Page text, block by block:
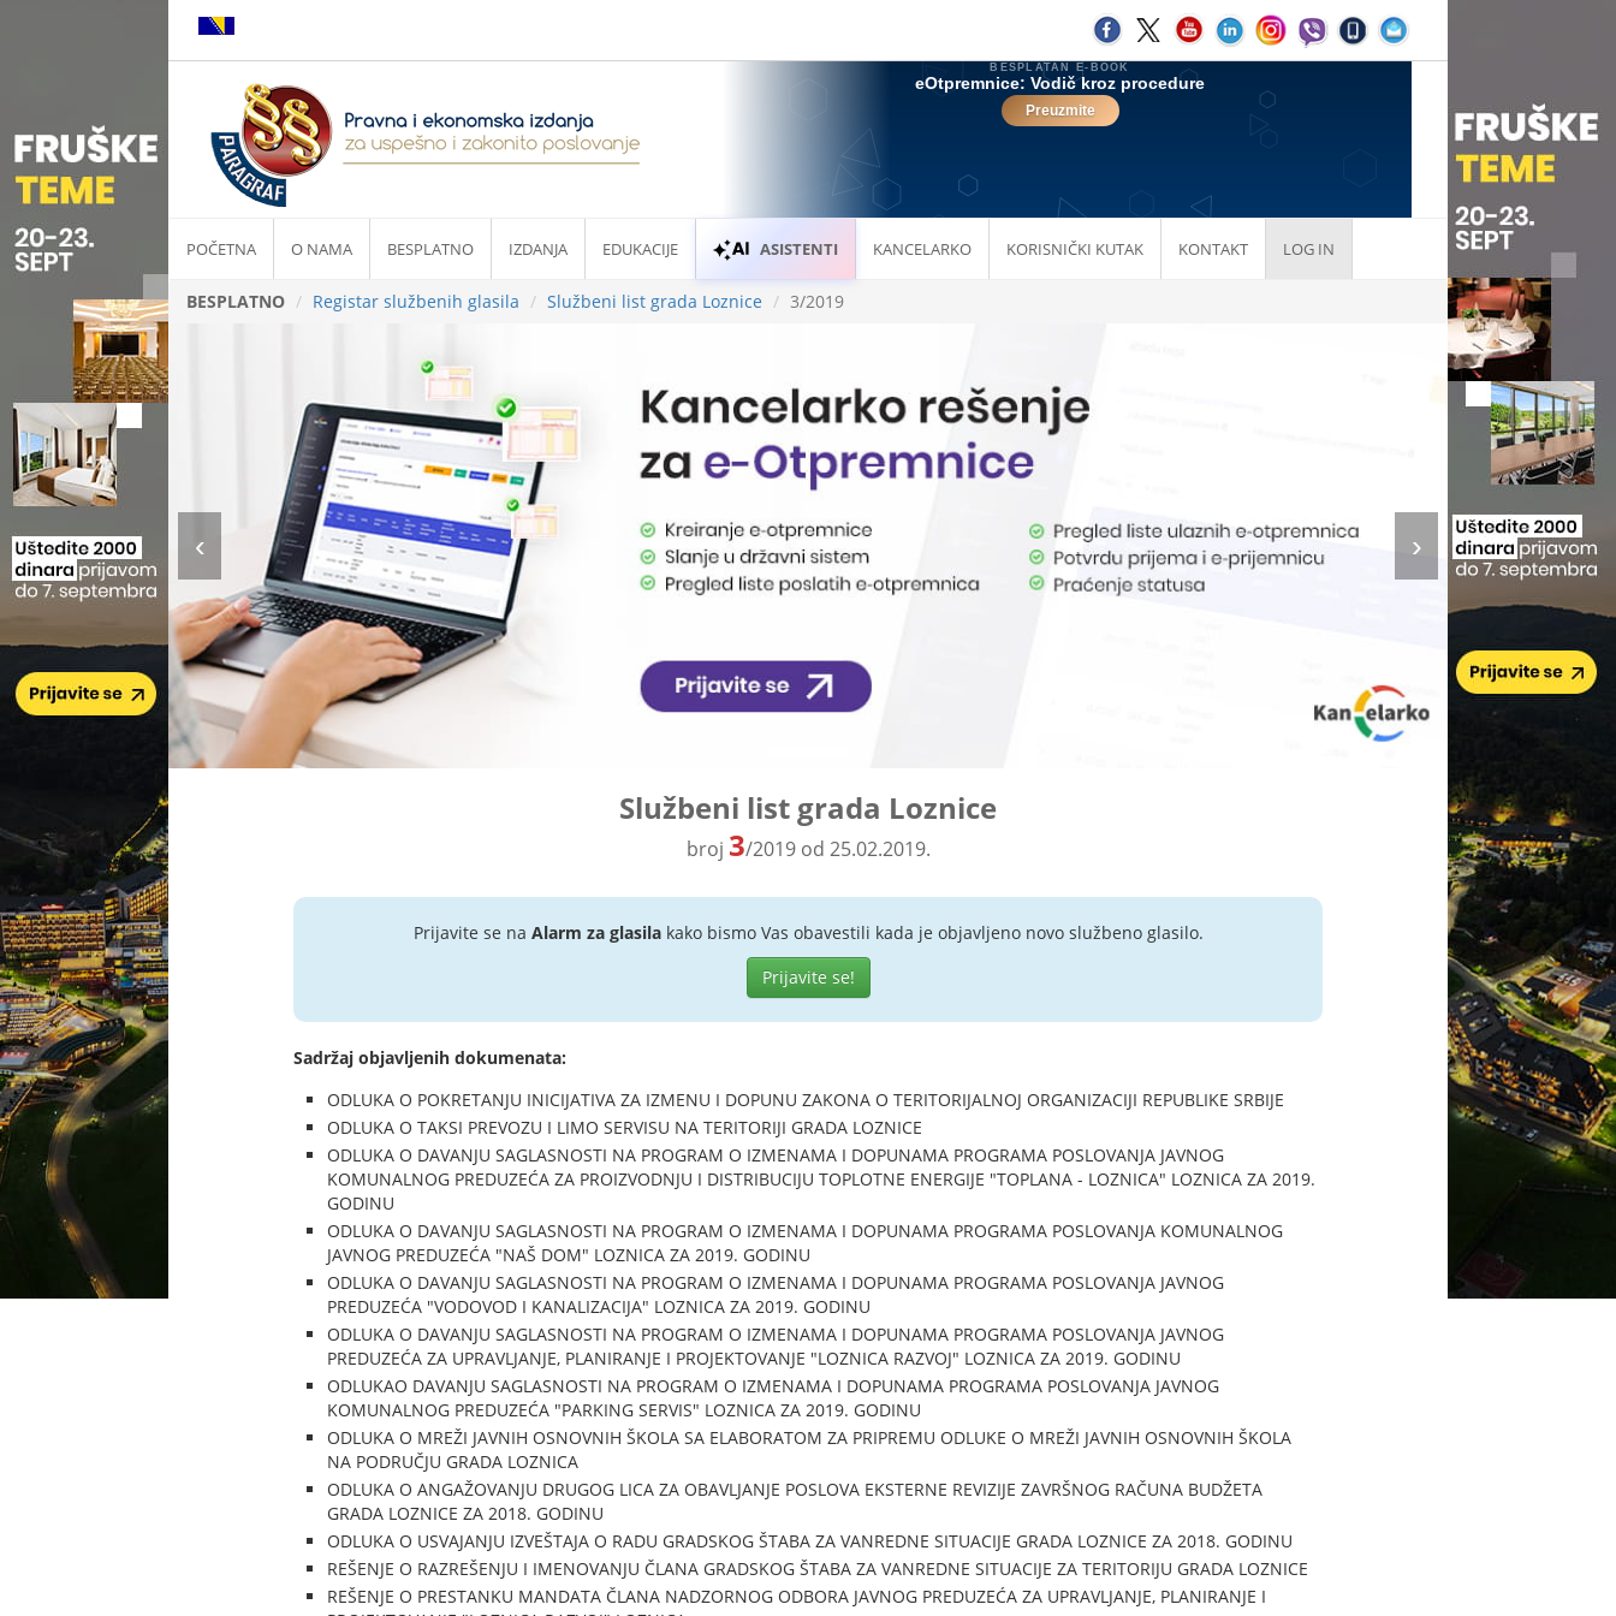
POČETNA O NAMA BESPLATNO IZDANJA EDUKACIJE ASISTENTI KANCELARKO KORISNIČKI KUTAK KONTAKT LOG IN
BESPLATNO Registar službenih glasila Službeni list grada Loznice 3/2019
Službeni list grada Loznice
broj 3/2019 od 25.02.2019.
Prijavite se na Alarm za glasilakako bismo Vas obavestili kada je objavljeno novo službeno glasilo.
Prijavite se!
Sadržaj objavljenih dokumenata:
ODLUKA O POKRETANJU INICIJATIVA ZA IZMENU I DOPUNU ZAKONA O TERITORIJALNOJ ORGANIZACIJI REPUBLIKE SRBIJE
ODLUKA O TAKSI PREVOZU I LIMO SERVISU NA TERITORIJI GRADA LOZNICE
ODLUKA O DAVANJU SAGLASNOSTI NA PROGRAM O IZMENAMA I DOPUNAMA PROGRAMA POSLOVANJA JAVNOG
KOMUNALNOG PREDUZEĆA ZA PROIZVODNJU I DISTRIBUCIJU TOPLOTNE ENERGIJE "TOPLANA - LOZNICA" LOZNICA ZA 2019.
GODINU
ODLUKA O DAVANJU SAGLASNOSTI NA PROGRAM O IZMENAMA I DOPUNAMA PROGRAMA POSLOVANJA KOMUNALNOG
JAVNOG PREDUZEĆA "NAŠ DOM" LOZNICA ZA 2019. GODINU
ODLUKA O DAVANJU SAGLASNOSTI NA PROGRAM O IZMENAMA I DOPUNAMA PROGRAMA POSLOVANJA JAVNOG
PREDUZEĆA "VODOVOD I KANALIZACIJA" LOZNICA ZA 2019. GODINU
ODLUKA O DAVANJU SAGLASNOSTI NA PROGRAM O IZMENAMA I DOPUNAMA PROGRAMA POSLOVANJA JAVNOG
PREDUZEĆA ZA UPRAVLJANJE, PLANIRANJE I PROJEKTOVANJE "LOZNICA RAZVOJ" LOZNICA ZA 2019. GODINU
ODLUKAO DAVANJU SAGLASNOSTI NA PROGRAM O IZMENAMA I DOPUNAMA PROGRAMA POSLOVANJA JAVNOG
KOMUNALNOG PREDUZEĆA "PARKING SERVIS" LOZNICA ZA 2019. GODINU
ODLUKA O MREŽI JAVNIH OSNOVNIH ŠKOLA SA ELABORATOM ZA PRIPREMU ODLUKE O MREŽI JAVNIH OSNOVNIH ŠKOLA
NA PODRUČJU GRADA LOZNICA
ODLUKA O ANGAŽOVANJU DRUGOG LICA ZA OBAVLJANJE POSLOVA EKSTERNE REVIZIJE ZAVRŠNOG RAČUNA BUDŽETA
GRADA LOZNICE ZA 2018. GODINU
ODLUKA O USVAJANJU IZVEŠTAJA O RADU GRADSKOG ŠTABA ZA VANREDNE SITUACIJE GRADA LOZNICE ZA 2018. GODINU
REŠENJE O RAZREŠENJU I IMENOVANJU ČLANA GRADSKOG ŠTABA ZA VANREDNE SITUACIJE ZA TERITORIJU GRADA LOZNICE
REŠENJE O PRESTANKU MANDATA ČLANA NADZORNOG ODBORA JAVNOG PREDUZEĆA ZA UPRAVLJANJE, PLANIRANJE I